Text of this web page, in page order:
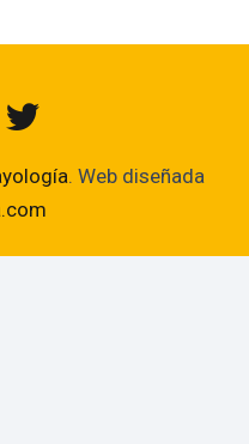
. Web diseñada